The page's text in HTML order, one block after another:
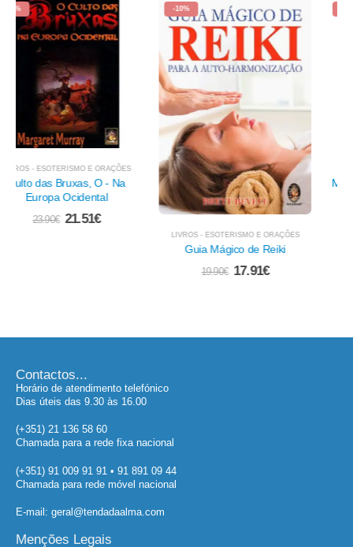
-10% -10%
LIVROS - ESOTERISMO E ORAÇÕES
Magia Divina das Sete Pedras
Sagradas, A
22.41€
Contactos...
Horário de atendimento telefónico
Dias úteis das 9.30 às 16.00
(+351) 21 136 58 60
Chamada para a rede fixa nacional
(+351) 91 009 91 91 • 91 891 09 44
Chamada para rede móvel nacional
E-mail: geral@tendadaalma.com
Menções Legais